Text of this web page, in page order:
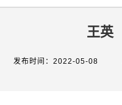
王英
发布时间：2022-05-08